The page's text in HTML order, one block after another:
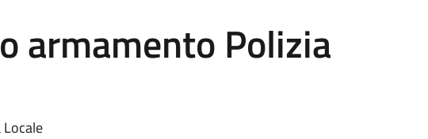
armamento Polizia